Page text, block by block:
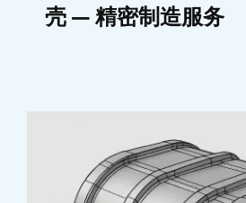
壳 — 精密制造服务